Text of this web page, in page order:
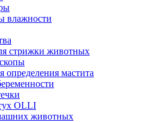
влажности
стрижки животных
определения мастита
OLLI
животных